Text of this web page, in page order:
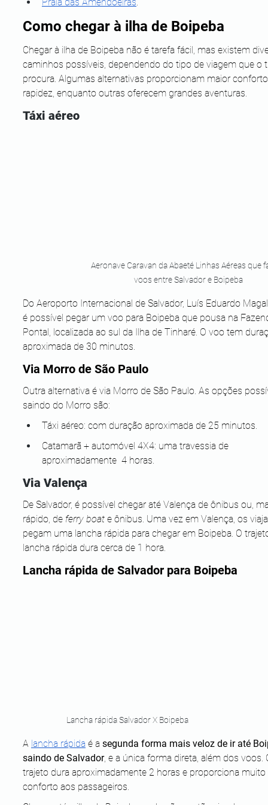
Praia das Amendoeiras.
Como chegar à ilha de Boipeba
Chegar à ilha de Boipeba não é tarefa fácil, mas existem
caminhos possíveis, dependendo do tipo de viagem que o
procura. Algumas alternativas proporcionam maior
rapidez, enquanto outras oferecem grandes aventuras.
Táxi aéreo
Aeronave Caravan da Abaeté Linhas Aéreas que
voos entre Salvador e Boipeba
Do Aeroporto Internacional de Salvador, Luís Eduardo
é possível pegar um voo para Boipeba que pousa na
Pontal, localizada ao sul da Ilha de Tinharé. O voo tem
aproximada de 30 minutos.
Via Morro de São Paulo
Outra alternativa é via Morro de São Paulo. As opções
saindo do Morro são:
Táxi aéreo: com duração aproximada de 25 minutos.
Catamarã + automóvel 4X4: uma travessia de
aproximadamente  4 horas.
Via Valença
De Salvador, é possível chegar até Valença de ônibus ou,
rápido, de ferry boat e ônibus. Uma vez em Valença, os
pegam uma lancha rápida para chegar em Boipeba. O
lancha rápida dura cerca de 1 hora.
Lancha rápida de Salvador para Boipeba
Lancha rápida Salvador X Boipeba
A lancha rápida é a segunda forma mais veloz de ir até
saindo de Salvador, e a única forma direta, além dos voos.
trajeto dura aproximadamente 2 horas e proporciona muito
conforto aos passageiros.